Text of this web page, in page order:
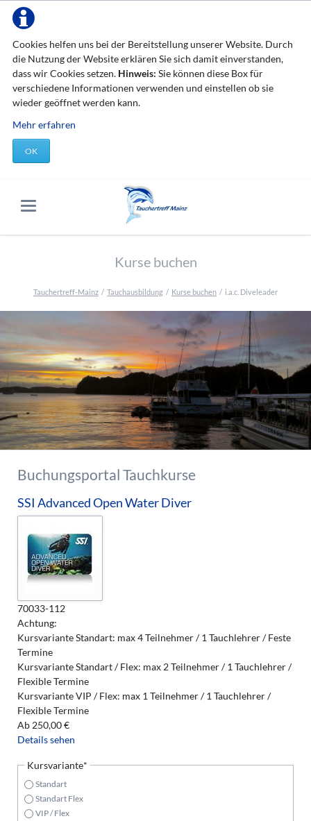
Cookies helfen uns bei der Bereitstellung unserer Website. Durch
die Nutzung der Website erklären Sie sich damit einverstanden,
dass wir Cookies setzen. Hinweis: Sie können diese Box für
verschiedene Informationen verwenden und einstellen ob sie
wieder geöffnet werden kann.
Mehr erfahren
OK
Kurse buchen
Tauchertreff-Mainz Tauchausbildung Kurse buchen i.a.c. Diveleader
Buchungsportal Tauchkurse
SSI Advanced Open Water Diver
70033-112
Achtung:
Kursvariante Standart: max 4 Teilnehmer / 1 Tauchlehrer / Feste
Termine
Kursvariante Standart / Flex: max 2 Teilnehmer / 1 Tauchlehrer /
Flexible Termine
Kursvariante VIP / Flex: max 1 Teilnehmer / 1 Tauchlehrer /
Flexible Termine
Ab250,00€
Details sehen
Pflichtfeld
Kursvariante*
Standart
Standart Flex
VIP / Flex